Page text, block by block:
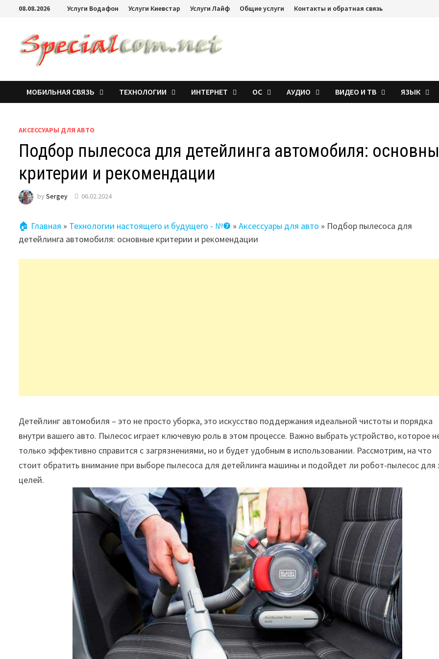
08.08.2026 Услуги Водафон Услуги Киевстар Услуги Лайф Общие услуги Контакты и обратная связь
МОБИЛЬНАЯ СВЯЗЬ ТЕХНОЛОГИИ ИНТЕРНЕТ ОС АУДИО ВИДЕО И ТВ ЯЗЫК
АКСЕССУАРЫ ДЛЯ АВТО
Подбор пылесоса для детейлинга автомобиля:
критерии и рекомендации
bySergey 06.02.2024
🏠 Главная » Технологии настоящего и будущего - №❼ »Аксессуары для авто » Подбор пылесоса для
детейлинга автомобиля: основные критерии и рекомендации
Детейлинг автомобиля – это не просто уборка, это искусство поддержания идеальной чистоты и порядка
внутри вашего авто. Пылесос играет ключевую роль в этом процессе. Важно выбрать устройство, которое
только эффективно справится с загрязнениями, но и будет удобным в использовании. Рассмотрим, на что
стоит обратить внимание при выборе пылесоса для детейлинга машины и подойдет ли робот-пылесос для
целей.